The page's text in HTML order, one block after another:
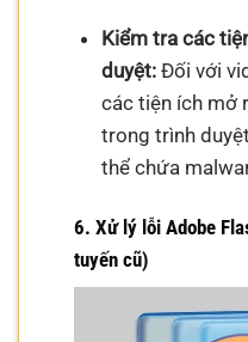
Kiểm tra các
duyệt:Đối với
các tiện ích mở
trong trình
thể chứa
6. Xử lý lỗi Adobe
tuyến cũ)